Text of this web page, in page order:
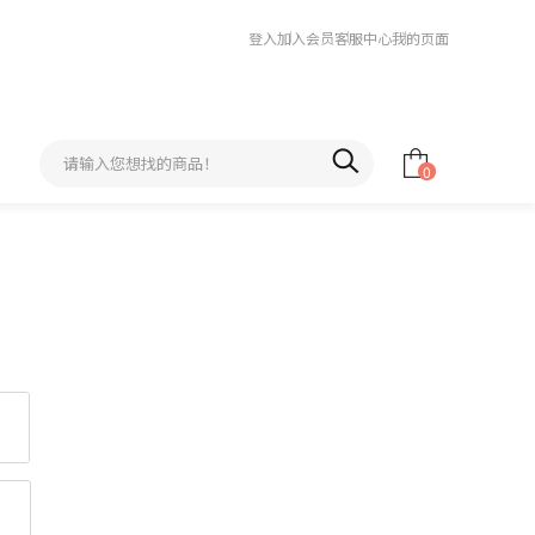
登入加入会员客服中心我的页面
0